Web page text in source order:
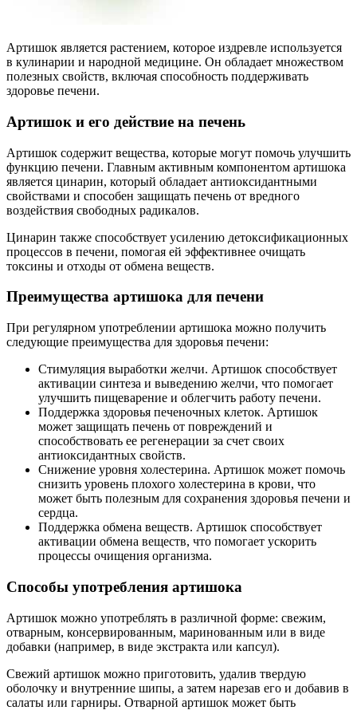
Артишок является растением, которое издревле используется
в кулинарии и народной медицине. Он обладает множеством
полезных свойств, включая способность поддерживать
здоровье печени.
Артишок и его действие на печень
Артишок содержит вещества, которые могут помочь улучшить
функцию печени. Главным активным компонентом артишока
является цинарин, который обладает антиоксидантными
свойствами и способен защищать печень от вредного
воздействия свободных радикалов.
Цинарин также способствует усилению детоксификационных
процессов в печени, помогая ей эффективнее очищать
токсины и отходы от обмена веществ.
Преимущества артишока для печени
При регулярном употреблении артишока можно получить
следующие преимущества для здоровья печени:
Стимуляция выработки желчи. Артишок способствует
активации синтеза и выведению желчи, что помогает
улучшить пищеварение и облегчить работу печени.
Поддержка здоровья печеночных клеток. Артишок
может защищать печень от повреждений и
способствовать ее регенерации за счет своих
антиоксидантных свойств.
Снижение уровня холестерина. Артишок может помочь
снизить уровень плохого холестерина в крови, что
может быть полезным для сохранения здоровья печени и
сердца.
Поддержка обмена веществ. Артишок способствует
активации обмена веществ, что помогает ускорить
процессы очищения организма.
Способы употребления артишока
Артишок можно употреблять в различной форме: свежим,
отварным, консервированным, маринованным или в виде
добавки (например, в виде экстракта или капсул).
Свежий артишок можно приготовить, удалив твердую
оболочку и внутренние шипы, а затем нарезав его и добавив в
салаты или гарниры. Отварной артишок может быть